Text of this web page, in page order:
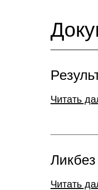
Читать
Читать